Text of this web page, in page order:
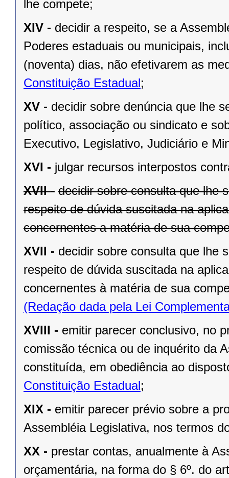
lhe compete;
XIV - decidir a respeito, se a
Poderes estaduais ou municipais,
(noventa) dias, não efetivarem as
Constituição Estadual;
XV - decidir sobre denúncia que lhe
político, associação ou sindicato e
Executivo, Legislativo, Judiciário e
XVI - julgar recursos interpostos
XVII - decidir sobre consulta que lhe
respeito de dúvida suscitada na
concernentes a matéria de sua
XVII - decidir sobre consulta que lhe
respeito de dúvida suscitada na
concernentes à matéria de sua
(Redação dada pela Lei
XVIII - emitir parecer conclusivo, no
comissão técnica ou de inquérito da
constituída, em obediência ao
Constituição Estadual;
XIX - emitir parecer prévio sobre a
Assembléia Legislativa, nos termos
XX - prestar contas, anualmente à
orçamentária, na forma do § 6º. do